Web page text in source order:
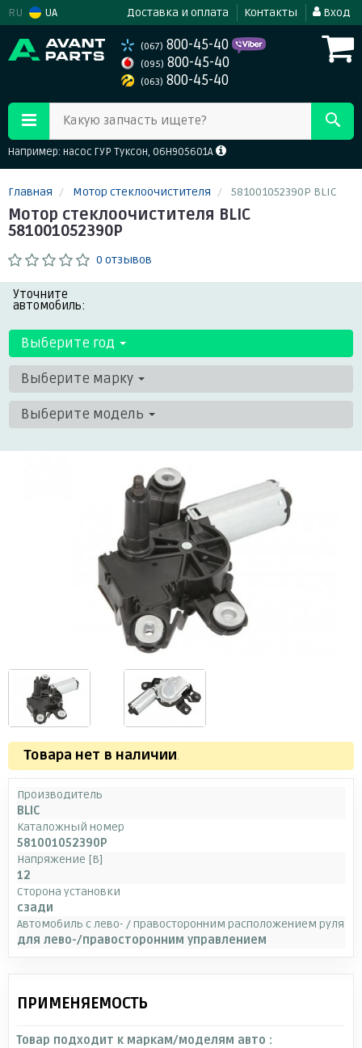
RU UA Доставка и оплата Контакты Вход
(067) 800-45-40
(095) 800-45-40
(063) 800-45-40
Какую запчасть ищете?
Например: насос ГУР Туксон, 06H905601A
Главная Мотор стеклоочистителя 581001052390P BLIC
Мотор стеклоочистителя BLIC
581001052390P
0 отзывов
Уточните
автомобиль:
Выберите год
Выберите марку
Выберите модель
Товара нет в наличии.
Производитель
BLIC
Каталожный номер
581001052390P
Напряжение [В]
12
Сторона установки
сзади
Автомобиль с лево- / правосторонним расположением руля
для лево-/правосторонним управлением
ПРИМЕНЯЕМОСТЬ
Товар подходит к маркам/моделям авто :